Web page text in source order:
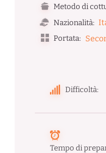
Metodo di
Nazionalità:
Portata:
Difficoltà:
Tempo di